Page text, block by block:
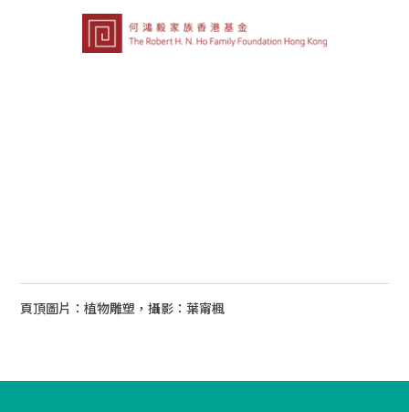
頁頂圖片：植物雕塑，攝影：葉甯楓